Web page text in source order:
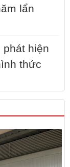
lẩn
hiện
thức